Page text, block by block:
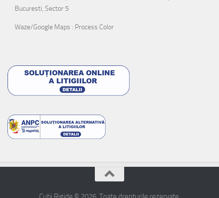
Bucuresti, Sector 5
Waze/Google Maps : Process Color